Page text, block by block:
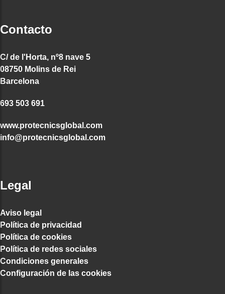
Contacto
C/ de l'Horta, nº8 nave 5
08750 Molins de Rei
Barcelona
693 503 691
www.protecnicsglobal.com
info@protecnicsglobal.com
Legal
Aviso legal
Política de privacidad
Política de cookies
Política de redes sociales
Condiciones generales
Configuración de las cookies